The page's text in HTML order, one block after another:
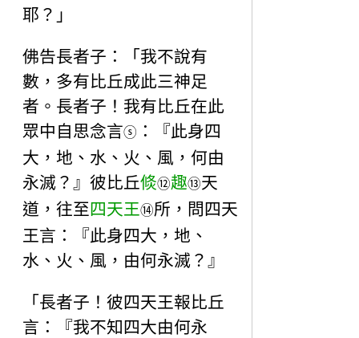
耶？」
佛告長者子：「我不說有
數，多有比丘成此三神足
者。長者子！我有比丘在此
眾中自思念言ⓢ ：『此身四
大，地、水、火、風，何由
永滅？』彼比丘倐⑫趣⑬天
道，往至 四天王⑭所，問四天
王言：『此身四大，地、
水、火、風，由何永滅？』
「長者子！彼四天王報比丘
言：『我不知四大由何永